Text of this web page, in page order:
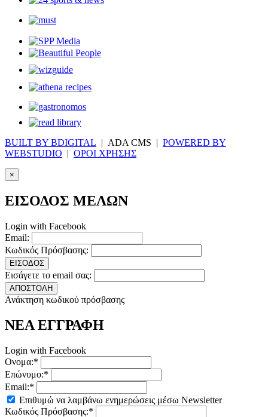
BUILT BY BDIGITAL | ADA CMS | POWERED BY
WEBSTUDIO | ΟΡΟΙ ΧΡΗΣΗΣ
×
ΕΙΣΟΔΟΣ ΜΕΛΩΝ
Login with Facebook
Email:
Κωδικός Πρόσβασης:
ΕΙΣΟΔΟΣ
Εισάγετε το email σας:
ΑΠΟΣΤΟΛΗ
Ανάκτηση κωδικού πρόσβασης
ΝΕΑ ΕΓΓΡΑΦΗ
Login with Facebook
Ονομα:*
Επώνυμο:*
Email:*
Επιθυμώ να λαμβάνω ενημερώσεις μέσω Newsletter
Κωδικός Πρόσβασης:*